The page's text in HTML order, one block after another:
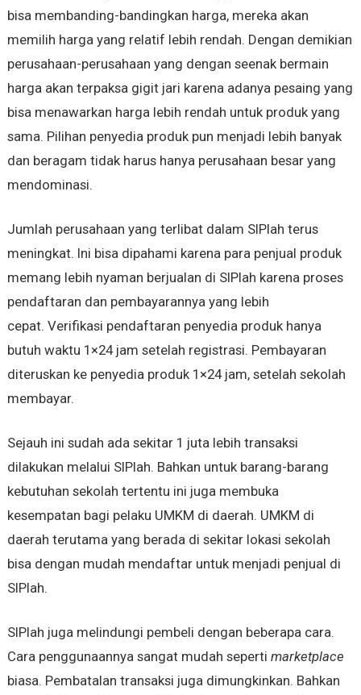
bisa membanding-bandingkan harga, mereka akan
memilih harga yang relatif lebih rendah. Dengan demikian
perusahaan-perusahaan yang dengan seenak bermain
harga akan terpaksa gigit jari karena adanya pesaing yang
bisa menawarkan harga lebih rendah untuk produk yang
sama. Pilihan penyedia produk pun menjadi lebih banyak
dan beragam tidak harus hanya perusahaan besar yang
mendominasi.
Jumlah perusahaan yang terlibat dalam SIPlah terus
meningkat. Ini bisa dipahami karena para penjual produk
memang lebih nyaman berjualan di SIPlah karena proses
pendaftaran dan pembayarannya yang lebih
cepat. Verifikasi pendaftaran penyedia produk hanya
butuh waktu 1×24 jam setelah registrasi. Pembayaran
diteruskan ke penyedia produk 1×24 jam, setelah sekolah
membayar.
Sejauh ini sudah ada sekitar 1 juta lebih transaksi
dilakukan melalui SIPlah. Bahkan untuk barang-barang
kebutuhan sekolah tertentu ini juga membuka
kesempatan bagi pelaku UMKM di daerah. UMKM di
daerah terutama yang berada di sekitar lokasi sekolah
bisa dengan mudah mendaftar untuk menjadi penjual di
SIPlah.
SIPlah juga melindungi pembeli dengan beberapa cara.
Cara penggunaannya sangat mudah seperti marketplace
biasa. Pembatalan transaksi juga dimungkinkan. Bahkan